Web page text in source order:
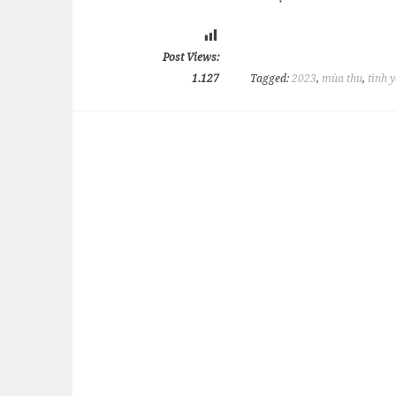
Post Views:
1.127
Tagged: 2023, mùa thu, tình